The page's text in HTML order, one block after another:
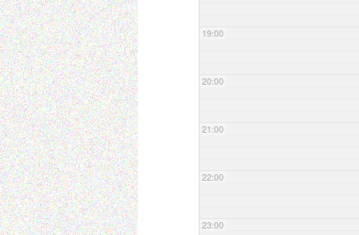
19:00
20:00
21:00
22:00
23:00